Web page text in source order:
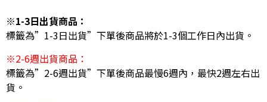
※1-3日出貨商品：
標籤為”1-3日出貨”下單後商品將於1-3個工作日內出貨。
※2-6週出貨商品：
標籤為”2-6週出貨”下單後商品最慢6週內，最快2週左右出
貨。